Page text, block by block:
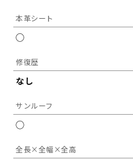
本革シート
◯
修復歴
なし
サンルーフ
◯
全長×全幅×全高